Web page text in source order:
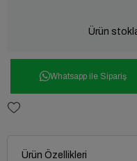
Ürün
Whatsapp ile Sipariş
Ürün Özellikleri